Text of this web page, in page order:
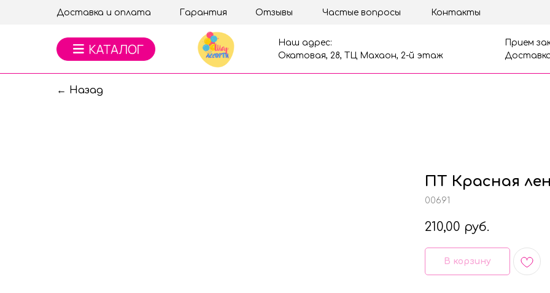
Доставка и оплата Гарантия Отзывы Частые вопросы Контакты
Прием
Наш адрес:
Окатовая, 28, ТЦ Махаон, 2-й этаж
← Назад
ПТ Красная
00691
210,00 руб.
В корзину